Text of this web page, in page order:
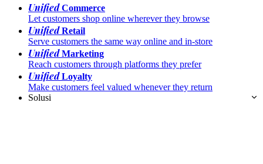
UnifiedCommerce
Let customers shop online wherever they browse
UnifiedRetail
Serve customers the same way online and in-store
UnifiedMarketing
Reach customers through platforms they prefer
UnifiedLoyalty
Make customers feel valued whenever they return
Solusi